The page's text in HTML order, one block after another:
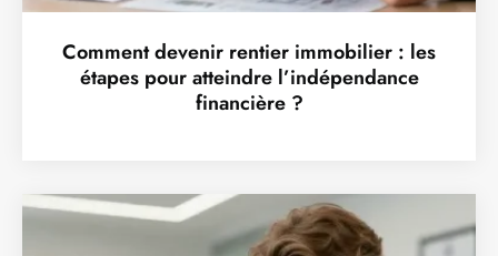
Comment devenir rentier immobilier : les
étapes pour atteindre l’indépendance
financière ?